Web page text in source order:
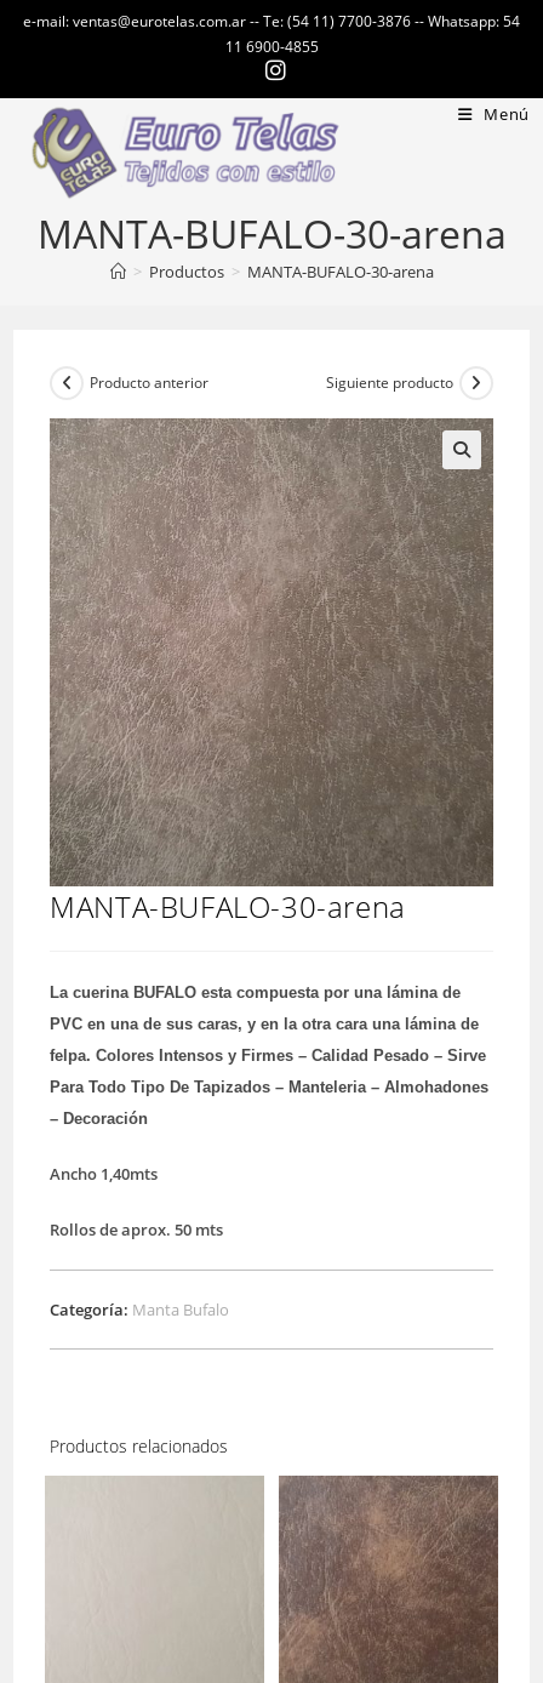
e-mail: ventas@eurotelas.com.ar -- Te: (54 11) 7700-3876 -- Whatsapp: 54
11 6900-4855
Menú
MANTA-BUFALO-30-arena
> Productos > MANTA-BUFALO-30-arena
Producto anterior Siguiente producto
MANTA-BUFALO-30-arena
La cuerina BUFALO esta compuesta por una lámina de
PVC en una de sus caras, y en la otra cara una lámina de
felpa. Colores Intensos y Firmes – Calidad Pesado – Sirve
Para Todo Tipo De Tapizados – Manteleria – Almohadones
– Decoración
Ancho 1,40mts
Rollos de aprox. 50 mts
Categoría: Manta Bufalo
Productos relacionados